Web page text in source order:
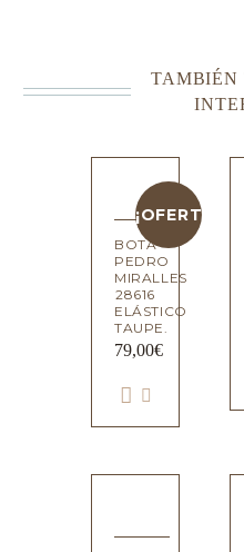
TAMBIÉN
¡OFERTA!
BOTA
PEDRO
MIRALLES
28616
ELÁSTICO
TAUPE.
79,00€